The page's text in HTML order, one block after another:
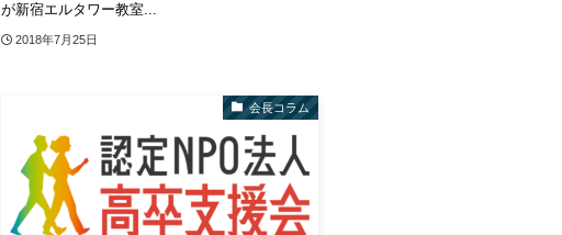
が新宿エルタワー教室...
2018年7月25日
会長コラム